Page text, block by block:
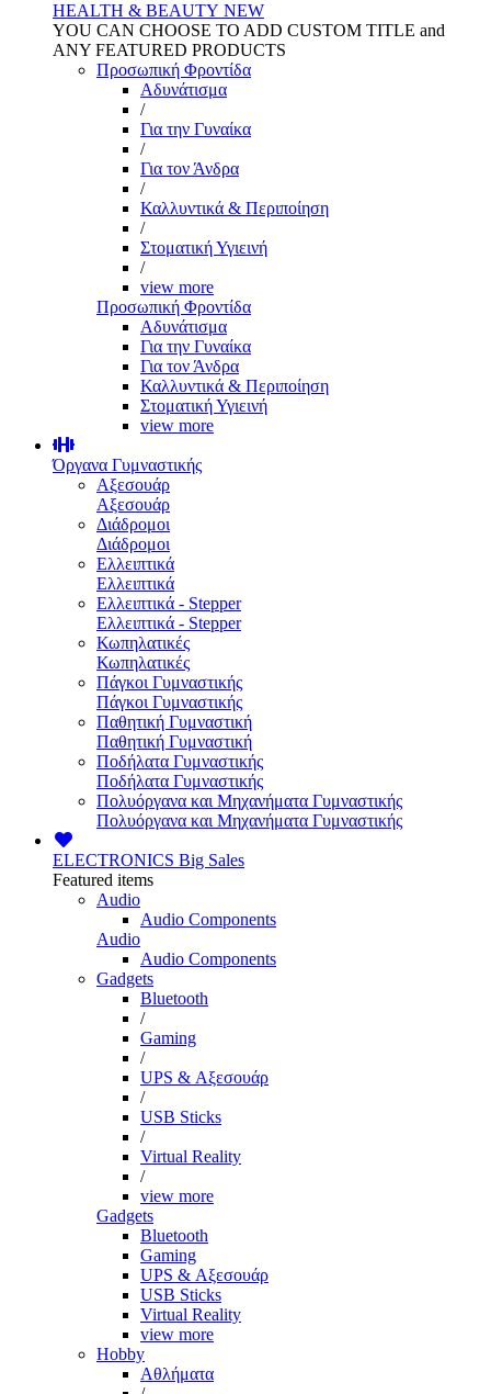
HEALTH & BEAUTY NEW
YOU CAN CHOOSE TO ADD CUSTOM TITLE and
ANY FEATURED PRODUCTS
Προσωπική Φροντίδα
Αδυνάτισμα
/
Για την Γυναίκα
/
Για τον Άνδρα
/
Καλλυντικά & Περιποίηση
/
Στοματική Υγιεινή
/
view more
Προσωπική Φροντίδα
Αδυνάτισμα
Για την Γυναίκα
Για τον Άνδρα
Καλλυντικά & Περιποίηση
Στοματική Υγιεινή
view more
Όργανα Γυμναστικής
Αξεσουάρ
Αξεσουάρ
Διάδρομοι
Διάδρομοι
Ελλειπτικά
Ελλειπτικά
Ελλειπτικά - Stepper
Ελλειπτικά - Stepper
Κωπηλατικές
Κωπηλατικές
Πάγκοι Γυμναστικής
Πάγκοι Γυμναστικής
Παθητική Γυμναστική
Παθητική Γυμναστική
Ποδήλατα Γυμναστικής
Ποδήλατα Γυμναστικής
Πολυόργανα και Μηχανήματα Γυμναστικής
Πολυόργανα και Μηχανήματα Γυμναστικής
ELECTRONICS Big Sales
Featured items
Audio
Audio Components
Audio
Audio Components
Gadgets
Bluetooth
/
Gaming
/
UPS & Αξεσουάρ
/
USB Sticks
/
Virtual Reality
/
view more
Gadgets
Bluetooth
Gaming
UPS & Αξεσουάρ
USB Sticks
Virtual Reality
view more
Hobby
Αθλήματα